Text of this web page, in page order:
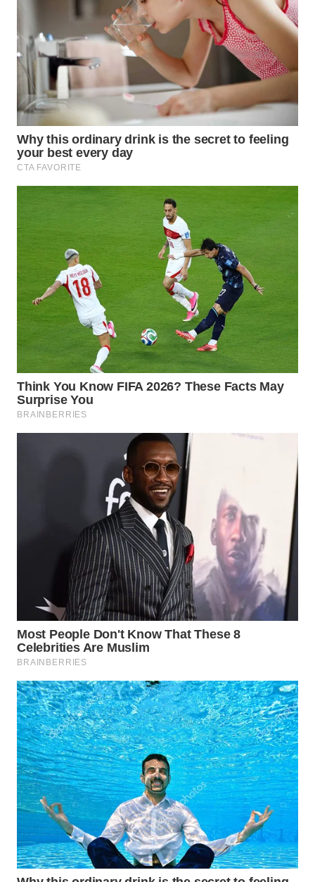
WN
KUNINGAN
WN
WN
SUBANG
SUKABUMI
WN
PURWAKARTA
WN
PRIANGAN
TIMUR
WN
SEMARANG
WN
SURABAYA
WN
NATUNA
WN
BINTAN
WN
MANDALIKA
WN
LIKUPANG
WN
LABUANBAJO